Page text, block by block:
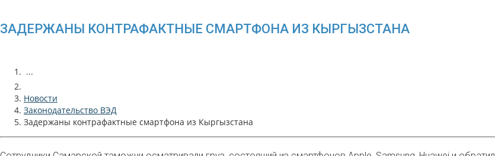
ЗАДЕРЖАНЫ КОНТРАФАКТНЫЕ СМАРТФОНА ИЗ КЫРГЫЗСТАНА
...
Новости
Законодательство ВЭД
Задержаны контрафактные смартфона из Кыргызстана